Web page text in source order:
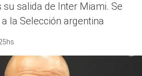
salida de Inter Miami. Se
la Selección argentina